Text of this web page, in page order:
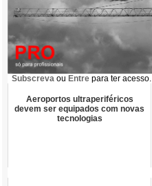
Subscreva ou Entre para ter acesso.
Aeroportos ultraperiféricos
devem ser equipados com novas
tecnologias